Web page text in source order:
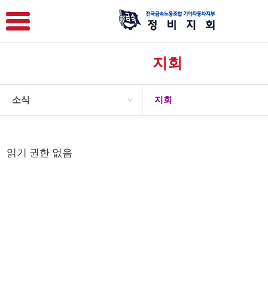
지회
소식 > 지회
읽기 권한 없음